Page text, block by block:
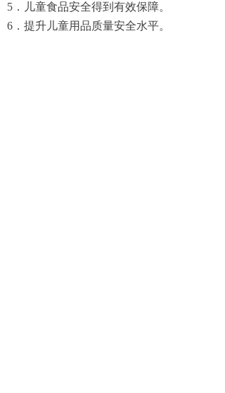
5．儿童食品安全得到有效保障。
6．提升儿童用品质量安全水平。